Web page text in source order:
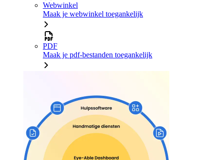
Webwinkel
Maak je webwinkel toegankelijk
PDF
Maak je pdf-bestanden toegankelijk